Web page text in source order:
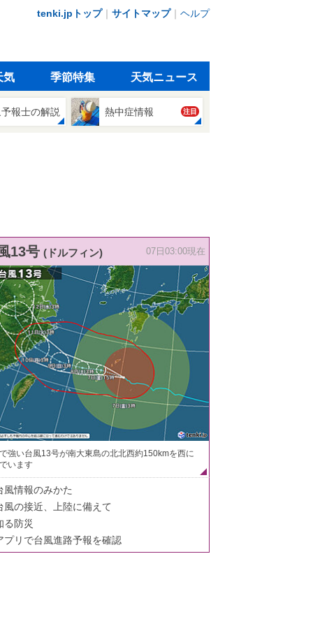
tenki.jpトップ｜ サイトマップ｜ ヘルプ
気 季節特集 天気ニュース
報士の解説 熱中症情報 注目
13号 (ドルフィン) 07日03:00現在
強い台風13号が南大東島の北北西約150kmを西に
います
風情報のみかた
風の接近、上陸に備えて
る防災
プリで台風進路予報を確認